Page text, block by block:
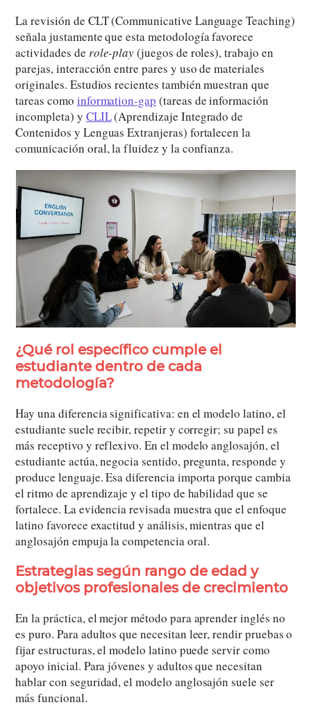
La revisión de CLT (Communicative Language Teaching)
señala justamente que esta metodología favorece
actividades de role-play(juegos de roles), trabajo en
parejas, interacción entre pares y uso de materiales
originales. Estudios recientes también muestran que
tareas como information-gap (tareas de información
incompleta) y CLIL(Aprendizaje Integrado de
Contenidos y Lenguas Extranjeras) fortalecen la
comunicación oral, la fluidez y la confianza.
¿Qué rol específico cumple el
estudiante dentro de cada
metodología?
Hay una diferencia significativa: en el modelo latino, el
estudiante suele recibir, repetir y corregir; su papel es
más receptivo y reflexivo. En el modelo anglosajón, el
estudiante actúa, negocia sentido, pregunta, responde y
produce lenguaje. Esa diferencia importa porque cambia
el ritmo de aprendizaje y el tipo de habilidad que se
fortalece. La evidencia revisada muestra que el enfoque
latino favorece exactitud y análisis, mientras que el
anglosajón empuja la competencia oral.
Estrategias según rango de edad y
objetivos profesionales de crecimiento
En la práctica, el mejor método para aprender inglés no
es puro. Para adultos que necesitan leer, rendir pruebas o
fijar estructuras, el modelo latino puede servir como
apoyo inicial. Para jóvenes y adultos que necesitan
hablar con seguridad, el modelo anglosajón suele ser
más funcional.